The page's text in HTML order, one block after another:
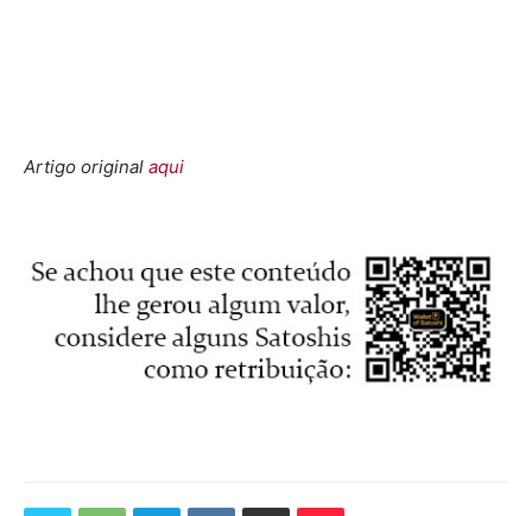
Artigo original aqui